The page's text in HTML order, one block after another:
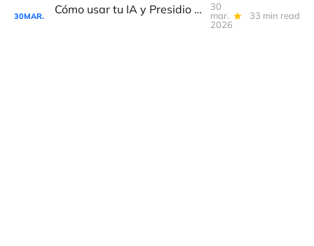
30MAR. Cómo usar tu IA y Presidio para anonimizar datos en local
30
mar.
2026
33 min read